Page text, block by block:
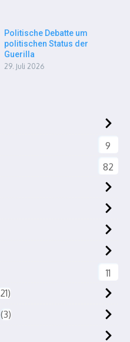
Politische Debatte um
politischen Status der
Guerilla
29. Juli 2026
9
82
11
21
3